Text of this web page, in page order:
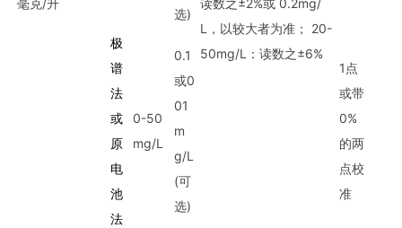
毫克/升
选)
读数之±2%或 0.2mg/
L，以较大者为准； 20-
50mg/L：读数之±6%
极
谱
法
或
原
电
池
法
0-50
mg/L
0.1
或0
01
m
g/L
(可
选)
1点
或带
0%
的两
点校
准